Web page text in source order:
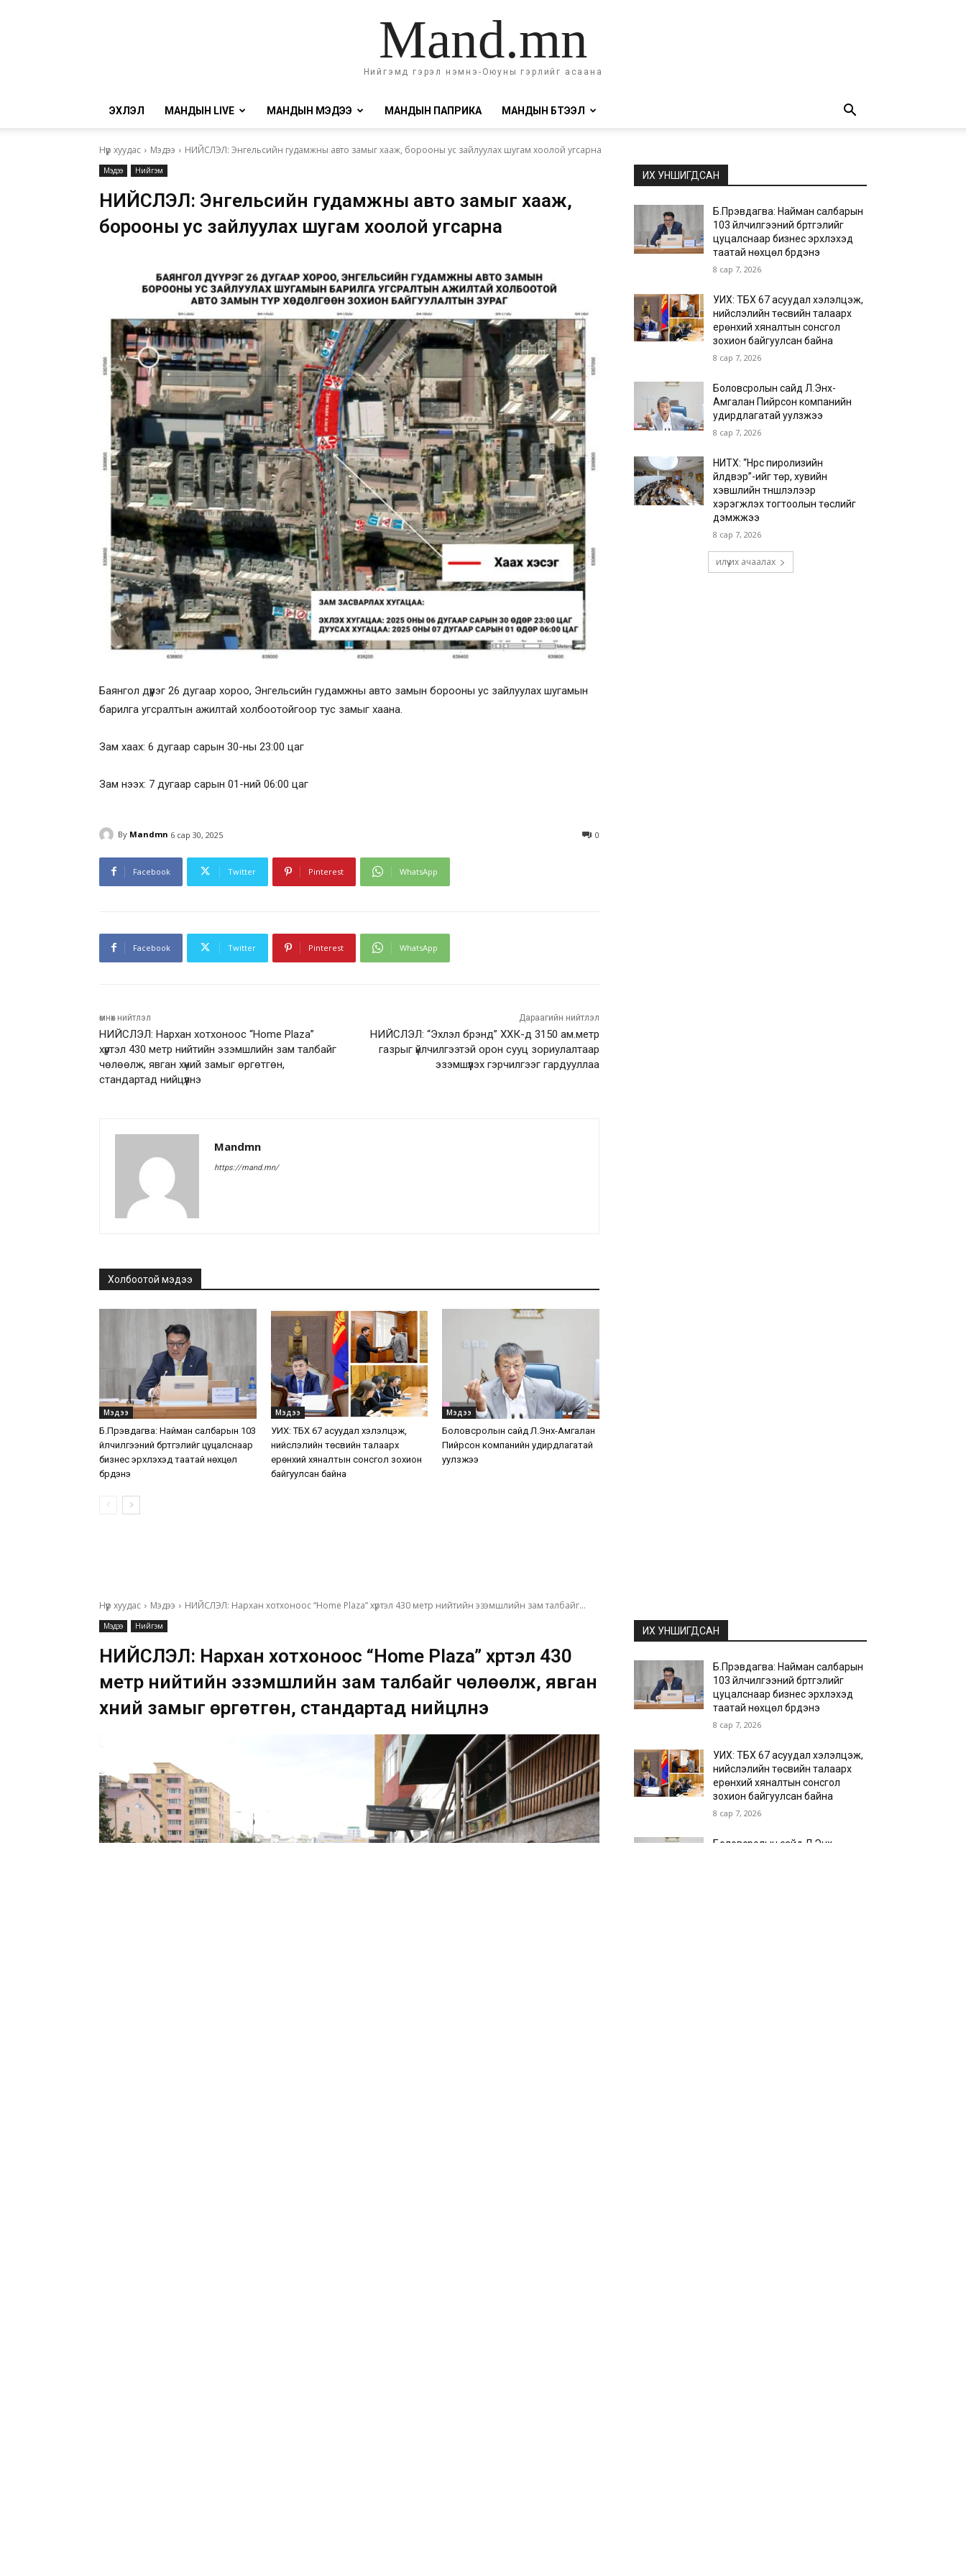
Mand.mn
Нийгэмд гэрэл нэмнэ-Оюуны гэрлийг асаана
ЭХЛЭЛ МАНДЫН LIVE МАНДЫН МЭДЭЭ МАНДЫН ПАПРИКА МАНДЫН БҮТЭЭЛ
Нүүр хуудас Мэдээ НИЙСЛЭЛ: Энгельсийн гудамжны авто замыг хааж, борооны ус зайлуулах шугам хоолой угсарна
Мэдээ Нийгэм
НИЙСЛЭЛ: Энгельсийн гудамжны авто замыг хааж,
борооны ус зайлуулах шугам хоолой угсарна
Баянгол дүүрэг 26 дугаар хороо, Энгельсийн гудамжны авто замын борооны ус зайлуулах шугамын
барилга угсралтын ажилтай холбоотойгоор тус замыг хаана.
Зам хаах: 6 дугаар сарын 30-ны 23:00 цаг
Зам нээх: 7 дугаар сарын 01-ний 06:00 цаг
By Mandmn 6 сар 30, 2025 0
Facebook Twitter Pinterest WhatsApp
Facebook Twitter Pinterest WhatsApp
өмнөх нийтлэл
НИЙСЛЭЛ: Нархан хотхоноос “Home Plaza”
хүртэл 430 метр нийтийн эзэмшлийн зам талбайг
чөлөөлж, явган хүний замыг өргөтгөн,
стандартад нийцүүлнэ
Дараагийн нийтлэл
НИЙСЛЭЛ: “Эхлэл брэнд” ХХК-д 3150 ам.метр
газрыг үйлчилгээтэй орон сууц зориулалтаар
эзэмшүүлэх гэрчилгээг гардууллаа
Mandmn
https://mand.mn/
Холбоотой мэдээ
Мэдээ
Б.Пүрэвдагва: Найман салбарын 103
үйлчилгээний бүртгэлийг цуцалснаар
бизнес эрхлэхэд таатай нөхцөл
бүрдэнэ
Мэдээ
УИХ: ТБХ 67 асуудал хэлэлцэж,
нийслэлийн төсвийн талаарх
ерөнхий хяналтын сонсгол зохион
байгуулсан байна
Мэдээ
Боловсролын сайд Л.Энх-Амгалан
Пийрсон компанийн удирдлагатай
уулзжээ
ИХ УНШИГДСАН
Б.Пүрэвдагва: Найман салбарын
103 үйлчилгээний бүртгэлийг
цуцалснаар бизнес эрхлэхэд
таатай нөхцөл бүрдэнэ
8 сар 7, 2026
УИХ: ТБХ 67 асуудал хэлэлцэж,
нийслэлийн төсвийн талаарх
ерөнхий хяналтын сонсгол
зохион байгуулсан байна
8 сар 7, 2026
Боловсролын сайд Л.Энх-
Амгалан Пийрсон компанийн
удирдлагатай уулзжээ
8 сар 7, 2026
НИТХ: “Нүүрс пиролизийн
үйлдвэр”-ийг төр, хувийн
хэвшлийн түншлэлээр
хэрэгжүүлэх тогтоолын төслийг
дэмжжээ
8 сар 7, 2026
илүү их ачаалах